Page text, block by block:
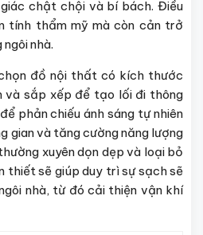
chật chội và bí bách. Điều
tính thẩm mỹ mà còn cản trở
nhà.
đồ nội thất có kích thước
và sắp xếp để tạo lối đi thông
phản chiếu ánh sáng tự nhiên
gian và tăng cường năng lượng
xuyên dọn dẹp và loại bỏ
thiết sẽ giúp duy trì sự sạch sẽ
nhà, từ đó cải thiện vận khí